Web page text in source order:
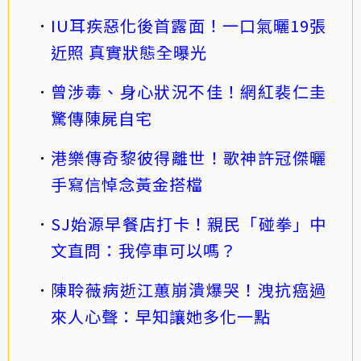
IU耳疾惡化後首露面！一口氣曬19張
近照 真實狀態全曝光
曾涉毒、身心狀況不佳！網紅裴仁圭
驚傳陳屍自宅
港樂傳奇黎彼得離世！歌神許冠傑曬
手寫信悼念黃金搭檔
SJ始源早餐店打卡！親民「碰拳」中
文直問：我停車可以嗎？
陳聆薇病逝江蕙崩潰爆哭！洩抗癌過
來人心聲：早知讓她多化一點